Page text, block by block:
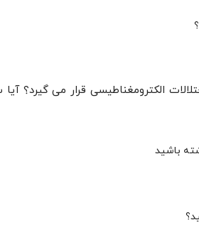
الکترومغناطیسی قرار می گیرد؟
باشید